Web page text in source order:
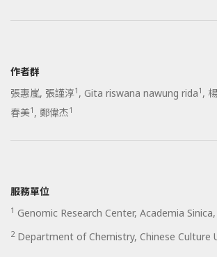
作者群
張惠嵐, 張謹淳1 , Gita riswana nawung rida1 ,
春美1 , 鄭偉杰1
服務單位
1 Genomic Research Center, Academia
2Department of Chemistry, Chinese Culture